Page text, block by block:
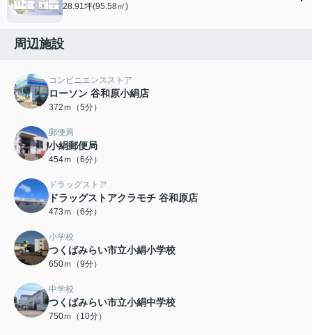
28.91坪(95.58㎡)
周辺施設
コンビニエンスストア
ローソン 谷和原小絹店
372ｍ（5分）
郵便局
小絹郵便局
454ｍ（6分）
ドラッグストア
ドラッグストアクラモチ 谷和原店
473ｍ（6分）
小学校
つくばみらい市立小絹小学校
650ｍ（9分）
中学校
つくばみらい市立小絹中学校
750ｍ（10分）